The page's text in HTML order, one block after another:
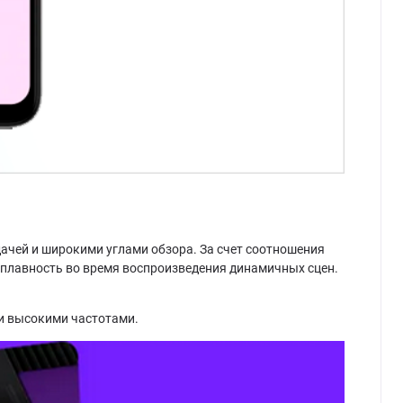
и широкими углами обзора. За счет соотношения
во время воспроизведения динамичных сцен.
высокими частотами.